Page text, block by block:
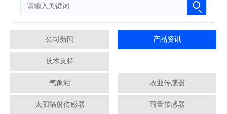
公司新闻 产品资讯
技术支持
气象站 农业传感器
太阳辐射传感器 雨量传感器